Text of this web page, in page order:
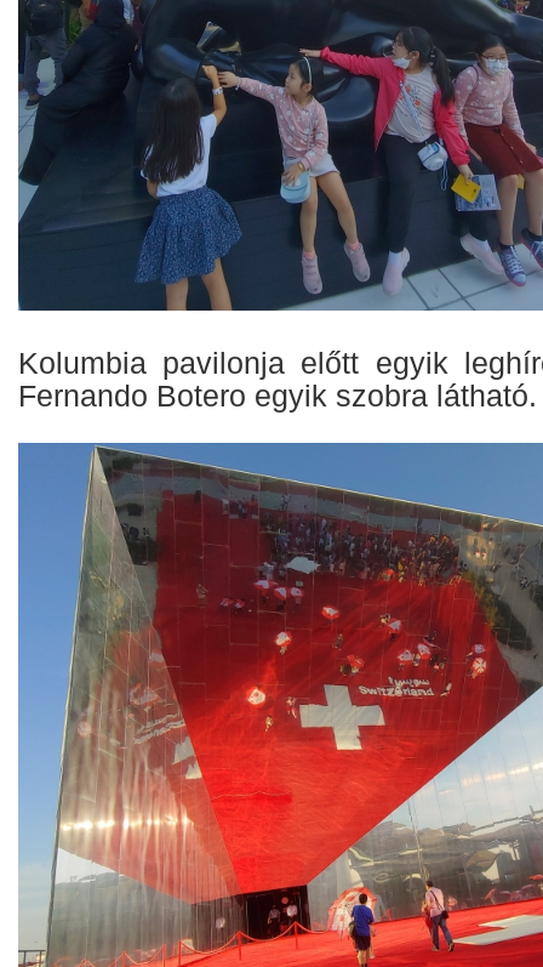
Kolumbia pavilonja előtt egyik
Fernando Botero egyik szobra látható.